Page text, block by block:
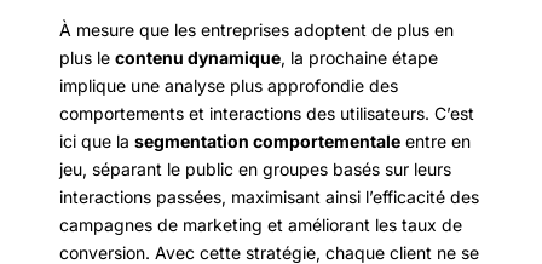
À mesure que les entreprises adoptent de plus en
plus le contenu dynamique, la prochaine étape
implique une analyse plus approfondie des
comportements et interactions des utilisateurs. C’est
ici que la segmentation comportementale entre en
jeu, séparant le public en groupes basés sur leurs
interactions passées, maximisant ainsi l’efficacité des
campagnes de marketing et améliorant les taux de
conversion. Avec cette stratégie, chaque client ne se